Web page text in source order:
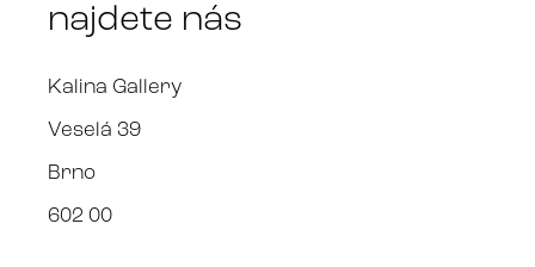
najdete nás
Kalina Gallery
Veselá 39
Brno
602 00